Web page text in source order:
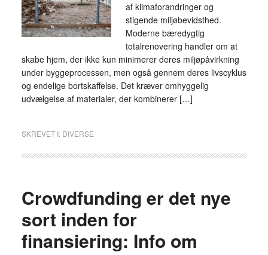
af klimaforandringer og
stigende miljøbevidsthed.
Moderne bæredygtig
totalrenovering handler om at
skabe hjem, der ikke kun minimerer deres miljøpåvirkning
under byggeprocessen, men også gennem deres livscyklus
og endelige bortskaffelse. Det kræver omhyggelig
udvælgelse af materialer, der kombinerer […]
SKREVET I: DIVERSE
Crowdfunding er det nye
sort inden for
finansiering: Info om